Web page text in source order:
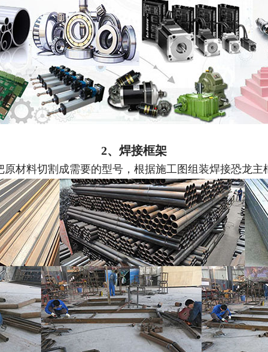
2、焊接框架
原材料切割成需要的型号，根据施工图组装焊接恐龙主